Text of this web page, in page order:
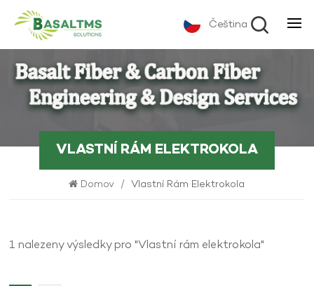
Čeština
VLASTNÍ RÁM ELEKTROKOLA
Domov / Vlastní Rám Elektrokola
1 nalezeny výsledky pro "Vlastní rám elektrokola"